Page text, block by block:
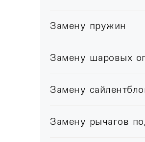
Замену пружин
Замену шаровых
Замену
Замену рычагов